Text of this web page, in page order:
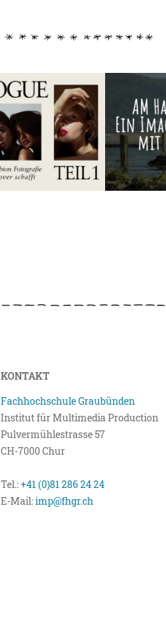
KONTAKT
Fachhochschule Graubünden
Institut für Multimedia Production
Pulvermühlestrasse 57
CH-7000 Chur
Tel.:+41 (0)81 286 24 24
E-Mail:imp@fhgr.ch